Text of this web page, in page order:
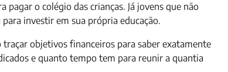
o colégio das crianças. Já jovens que não
investir em sua própria educação.
objetivos financeiros para saber exatamente
e quanto tempo tem para reunir a quantia